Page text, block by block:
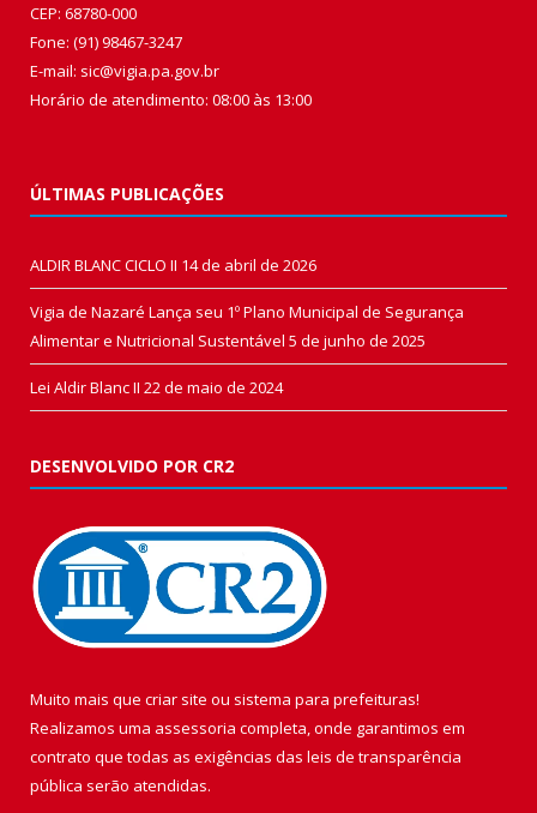
CEP: 68780-000
Fone: (91) 98467-3247
E-mail: sic@vigia.pa.gov.br
Horário de atendimento: 08:00 às 13:00
ÚLTIMAS PUBLICAÇÕES
ALDIR BLANC CICLO II 14 de abril de 2026
Vigia de Nazaré Lança seu 1º Plano Municipal de Segurança
Alimentar e Nutricional Sustentável 5 de junho de 2025
Lei Aldir Blanc II 22 de maio de 2024
DESENVOLVIDO POR CR2
Muito mais que criar site ou sistema para prefeituras!
Realizamos uma assessoria completa, onde garantimos em
contrato que todas as exigências das leis de transparência
pública serão atendidas.